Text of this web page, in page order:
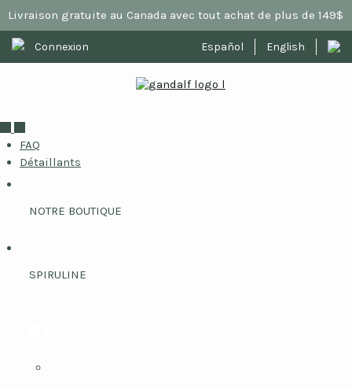
Livraison gratuite au Canada avec tout achat de plus de 149$
Español English
Connexion
FAQ
Détaillants
NOTRE BOUTIQUE
SPIRULINE